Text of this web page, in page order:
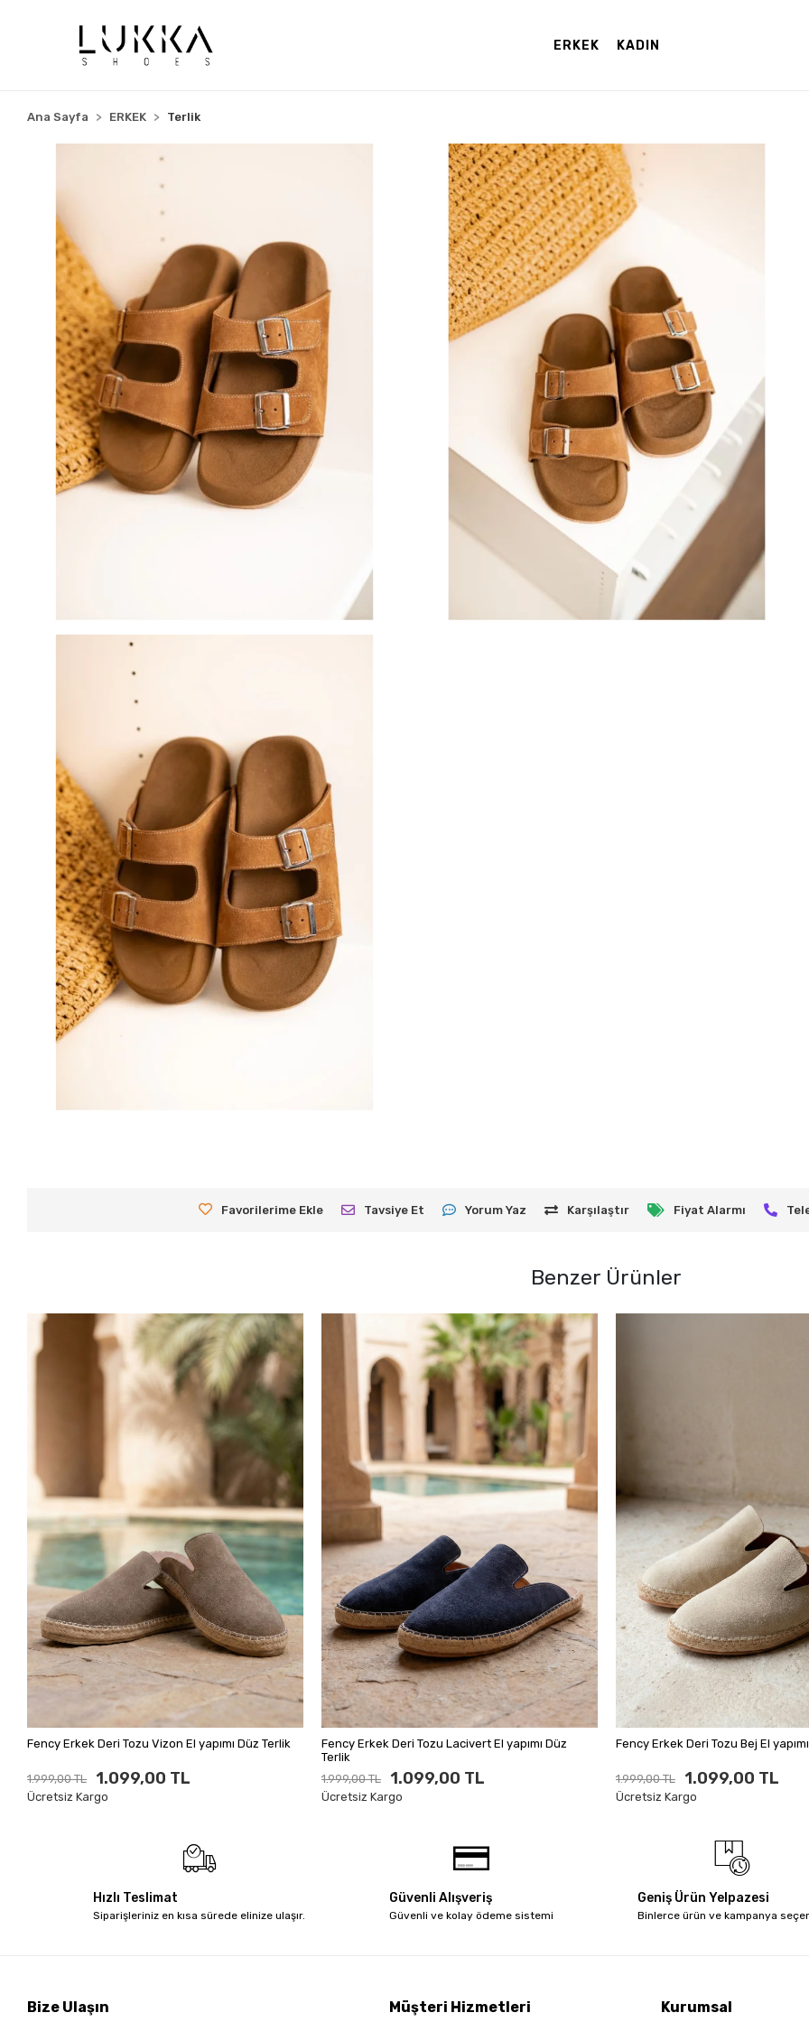
ERKEK KADIN
Ana Sayfa ERKEK Terlik
Favorilerime Ekle Tavsiye Et Yorum Yaz Karşılaştır Fiyat Alarmı
Benzer Ürünler
Fency Erkek Deri Tozu Vizon El yapımı Düz Terlik
1.999,00 TL 1.099,00 TL
Ücretsiz Kargo
Fency Erkek Deri Tozu Lacivert El yapımı Düz
Terlik
1.999,00 TL
1.099,00 TL
Ücretsiz Kargo
Fency Erkek Deri
1.999,00 TL 1.099,00 TL
Ücretsiz Kargo
Hızlı Teslimat
Siparişleriniz en kısa sürede elinize ulaşır.
Güvenli Alışveriş
Güvenli ve kolay ödeme sistemi
Geniş Ürün Yelpazesi
Binlerce ürün ve kampanya
Bize Ulaşın Müşteri Hizmetleri Kurumsal